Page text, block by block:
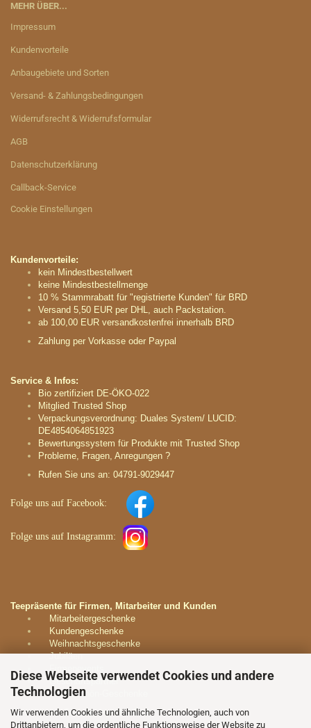
Diese Webseite verwendet Cookies und andere
Technologien
Wir verwenden Cookies und ähnliche Technologien, auch von
Drittanbietern, um die ordentliche Funktionsweise der Website zu
MEHR ÜBER...
Impressum
Kundenvorteile
Anbaugebiete und Sorten
Versand- & Zahlungsbedingungen
Widerrufsrecht & Widerrufsformular
AGB
Datenschutzerklärung
Callback-Service
Cookie Einstellungen
Kundenvorteile:
kein Mindestbestellwert
keine Mindestbestellmenge
10 % Stammrabatt für "registrierte Kunden" für BRD
Versand 5,50 EUR per DHL, auch Packstation.
ab 100,00 EUR versandkostenfrei innerhalb BRD
Zahlung per Vorkasse oder Paypal
Service & Infos:
Bio zertifiziert DE-ÖKO-022
Mitglied Trusted Shop
Verpackungsverordnung: Duales System/ LUCID:
DE4854064851923
Bewertungssystem für Produkte mit Trusted Shop
Probleme, Fragen, Anregungen ?
Rufen Sie uns an: 04791-9029447
Folge uns auf Facebook:
Folge uns auf Instagramm:
Teepräsente für Firmen, Mitarbeiter und Kunden
Mitarbeitergeschenke
Kundengeschenke
Weihnachtsgeschenke
Jubiläen
Firmenevents
Geschäftspartner
Dankeschön-Geschenke
Kontaktieren Sie uns unverbindlich: